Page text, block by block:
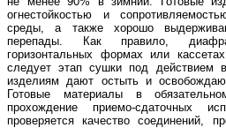
огнестойкостью и
среды, а также хорошо
перепады. Как правило,
горизонтальных формах или
следует этап сушки под действием
изделиям дают остыть и
Готовые материалы в
прохождение приемо-сдаточных
проверяется качество соединений,